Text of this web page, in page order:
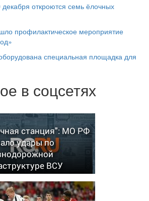
откроются семь ёлочных
профилактическое мероприятие
специальная площадка для
в соцсетях
станция": МО РФ
удары по
ВСУ